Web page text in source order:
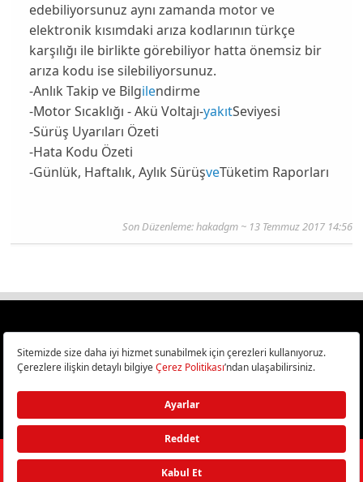
edebiliyorsunuz aynı zamanda motor ve
elektronik kısımdaki arıza kodlarının türkçe
karşılığı ile birlikte görebiliyor hatta önemsiz bir
arıza kodu ise silebiliyorsunuz.
-Anlık Takip ve Bilgilendirme
-Motor Sıcaklığı - Akü Voltajı-yakıtSeviyesi
-Sürüş Uyarıları Özeti
-Hata Kodu Özeti
-Günlük, Haftalık, Aylık SürüşveTüketim Raporları
Son Düzenleme: hakadgm ~ 13 Temmuz 2017 14:56
Türkiye
Bilişim ve Teknoloji Haberleri CHIP Online’da!
©2026Doğan Burda Dergi Yayıncılık ve Pazarlama A.Ş./ Tüm hakları